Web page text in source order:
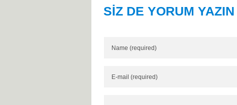
SİZ DE YORUM YAZIN